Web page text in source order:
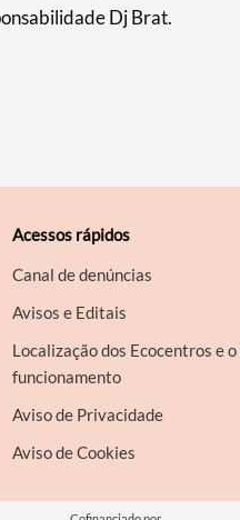
Dj Brat.
Acessos rápidos
Canal de denúncias
Avisos e Editais
Localização dos Ecocentros e
funcionamento
Aviso de Privacidade
Aviso de Cookies